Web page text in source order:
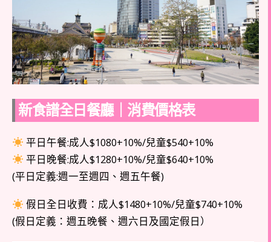
新食譜全日餐廳｜消費價格表
平日午餐:成人$1080+10%/兒童$540+10%
平日晚餐:成人$1280+10%/兒童$640+10%
(平日定義:週一至週四、週五午餐)
假日全日收費：成人$1480+10%/兒童$740+10%
(假日定義：週五晚餐、週六日及國定假日）